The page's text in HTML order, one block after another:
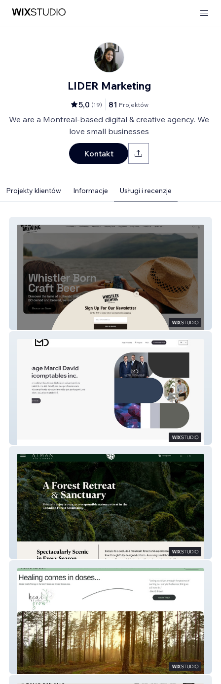
LIDER Marketing
5,0 (19) 81 Projektów
We are a Montreal-based digital & creative agency. We
love small businesses
Kontakt
Projekty klientów Informacje Usługi i recenzje
Whistler Brewing
Ātman Eco Cabane
Heal As You Grow